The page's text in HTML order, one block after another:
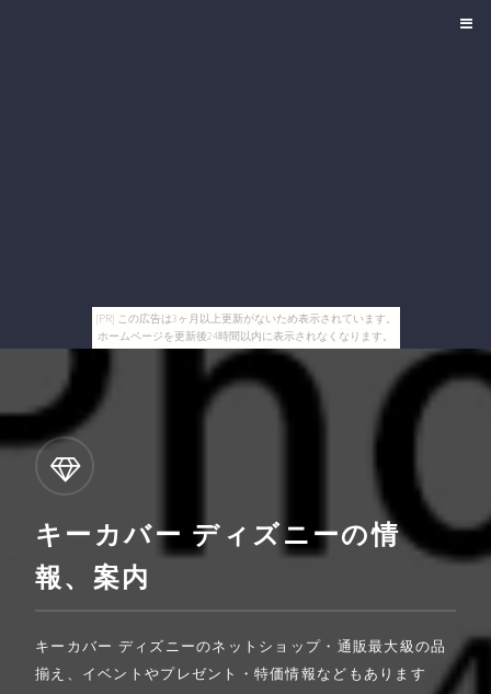
[PR] この広告は3ヶ月以上更新がないため表示されています。
ホームページを更新後24時間以内に表示されなくなります。
キーカバー ディズニーの情
報、案内
キーカバー ディズニーのネットショップ・通販最大級の品
揃え、イベントやプレゼント・特価情報などもあります